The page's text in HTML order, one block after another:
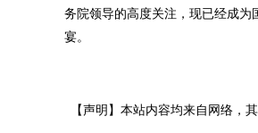
务院领导的高度关注，现已经成
宴。
【声明】本站内容均来自网络，